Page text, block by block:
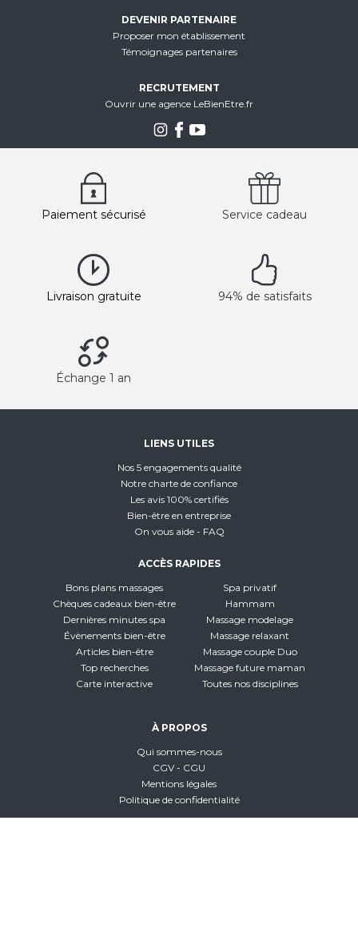
DEVENIR PARTENAIRE
Proposer mon établissement
Témoignages partenaires
RECRUTEMENT
Ouvrir une agence LeBienEtre.fr
Paiement sécurisé Service cadeau
Livraison gratuite 94% de satisfaits
Échange 1 an
LIENS UTILES
Nos 5 engagements qualité
Notre charte de confiance
Les avis 100% certifiés
Bien-être en entreprise
On vous aide - FAQ
ACCÈS RAPIDES
Bons plans massages
Chèques cadeaux bien-être
Dernières minutes spa
Évènements bien-être
Articles bien-être
Top recherches
Carte interactive
Spa privatif
Hammam
Massage modelage
Massage relaxant
Massage couple Duo
Massage future maman
Toutes nos disciplines
À PROPOS
Qui sommes-nous
CGV - CGU
Mentions légales
Politique de confidentialité